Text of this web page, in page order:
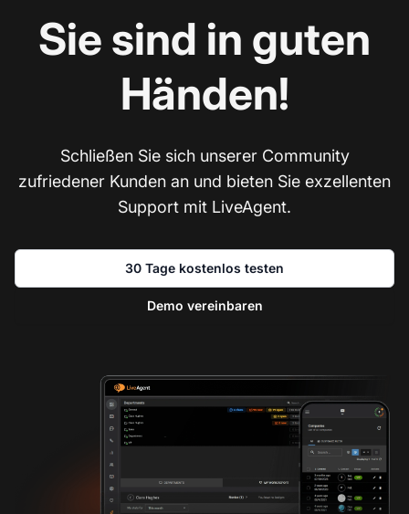
Sie sind in guten
Händen!
Schließen Sie sich unserer Community
zufriedener Kunden an und bieten Sie exzellenten
Support mit LiveAgent.
30 Tage kostenlos testen
Demo vereinbaren